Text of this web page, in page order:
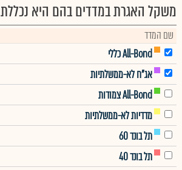
משקל האגרת במדדים בהם היא נכללת
שם המדד
All-Bond כללי
אג"ח לא-ממשלתיות
All-Bond צמודות
מדדיות לא-ממשלתיות
תל בונד 60
תל בונד 40